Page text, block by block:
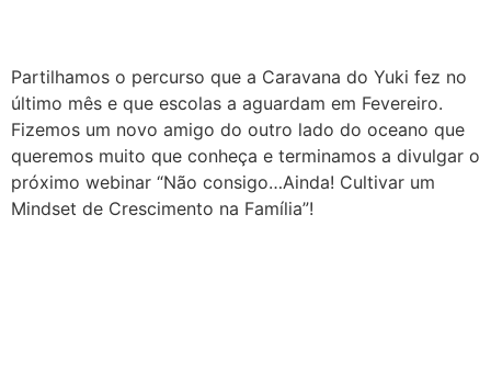
Partilhamos o percurso que a Caravana do Yuki fez no
último mês e que escolas a aguardam em Fevereiro.
Fizemos um novo amigo do outro lado do oceano que
queremos muito que conheça e terminamos a divulgar o
próximo webinar “Não consigo…Ainda! Cultivar um
Mindset de Crescimento na Família”!